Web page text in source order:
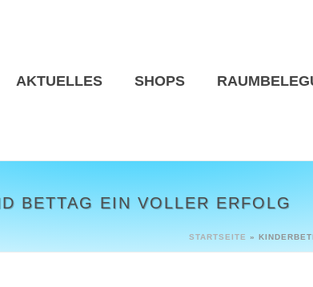
AKTUELLES SHOPS
BETTAG EIN VOLLER ERFOLG
STARTSEITE »